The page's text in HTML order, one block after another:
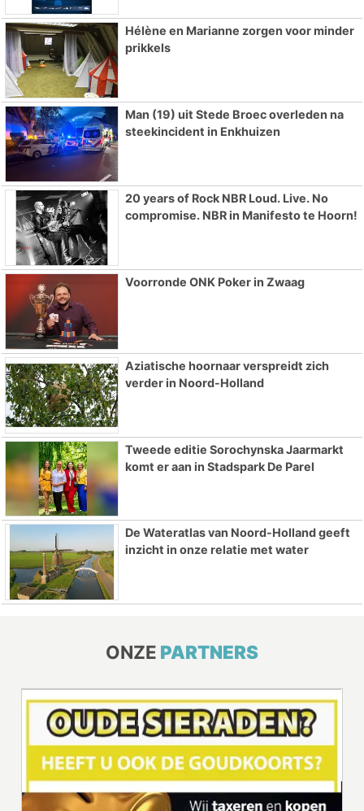
Hélène en Marianne zorgen voor minder
prikkels
Man (19) uit Stede Broec overleden na
steekincident in Enkhuizen
20 years of Rock NBR Loud. Live. No
compromise. NBR in Manifesto te Hoorn!
Voorronde ONK Poker in Zwaag
Aziatische hoornaar verspreidt zich
verder in Noord-Holland
Tweede editie Sorochynska Jaarmarkt
komt er aan in Stadspark De Parel
De Wateratlas van Noord-Holland geeft
inzicht in onze relatie met water
ONZE PARTNERS